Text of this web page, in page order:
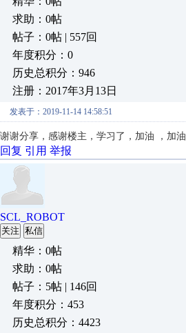
求助：0帖
帖子：0帖 | 557回
年度积分：0
历史总积分：946
注册：2017年3月13日
发表于：2019-11-14 14:58:51
谢谢分享， 感谢楼主，学习了，加油 ，加油
回复 引用 举报
SCL_ROBOT
关注 私信
精华：0帖
求助：0帖
帖子：5帖 | 146回
年度积分：453
历史总积分：4423